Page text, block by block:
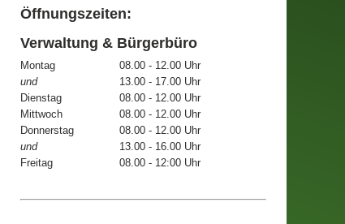
Öffnungszeiten:
Verwaltung & Bürgerbüro
Montag
08.00 - 12.00 Uhr
und
13.00 - 17.00 Uhr
Dienstag
08.00 - 12.00 Uhr
Mittwoch
08.00 - 12.00 Uhr
Donnerstag
08.00 - 12.00 Uhr
und
13.00 - 16.00 Uhr
Freitag
08.00 - 12:00 Uhr